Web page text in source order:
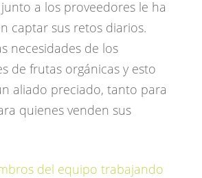
a los proveedores le ha
captar sus retos diarios.
necesidades de los
de frutas orgánicas y esto
aliado preciado, tanto para
quienes venden sus
del equipo trabajando